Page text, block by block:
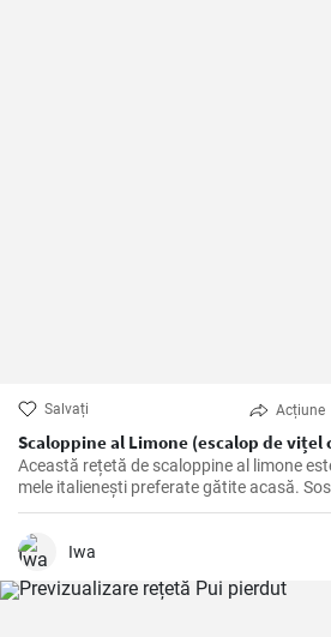
Salvați Acțiune
Scaloppine al Limone (escalop de vițel
Această rețetă de scaloppine al limone
mele italienești preferate gătite acasă.
de picant și accentuează cu adevărat
fel de mâncare grozavă, care nu numai că
datorită ușurinței sale, dar care te pune
Iwa